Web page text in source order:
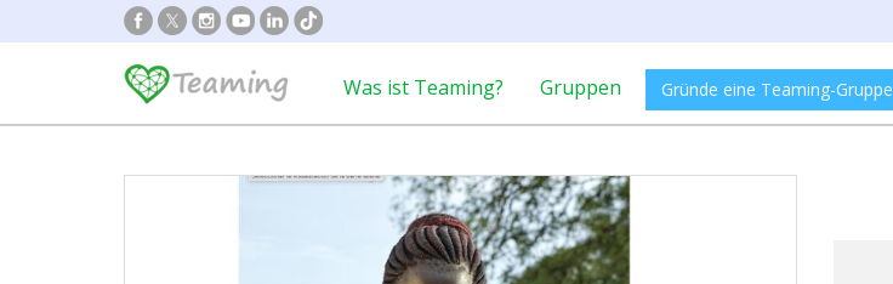
Was ist Teaming? Gruppen Gründe eine Teaming-Gruppe